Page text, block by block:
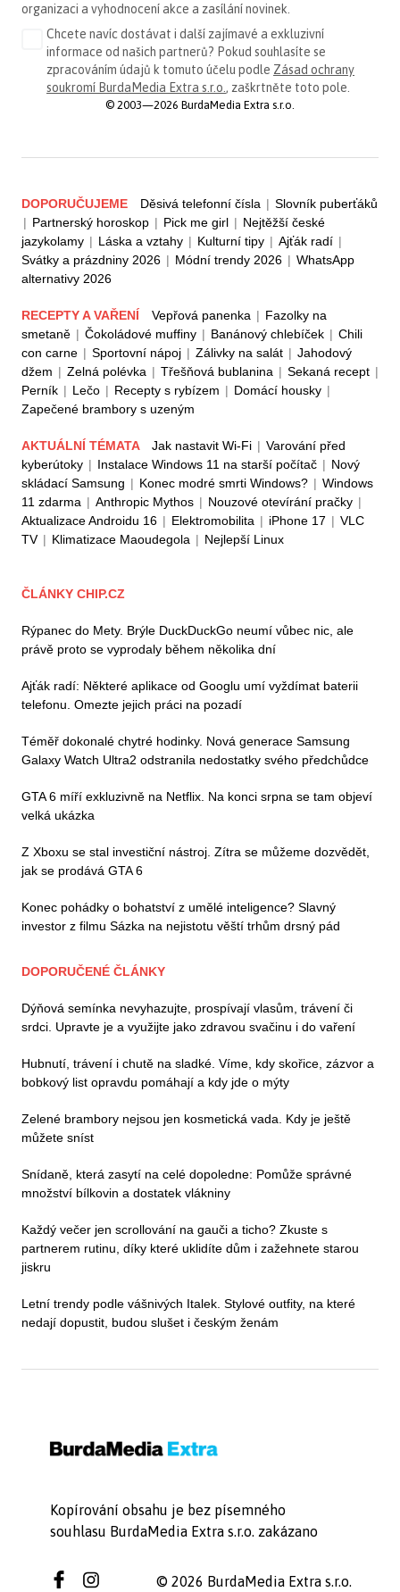
organizaci a vyhodnocení akce a zasílání novinek.
Chcete navíc dostávat i další zajímavé a exkluzivní
informace od našich partnerů? Pokud souhlasíte se
zpracováním údajů k tomuto účelu podle Zásad ochrany
soukromí BurdaMedia Extra s.r.o., zaškrtněte toto pole.
© 2003—2026 BurdaMedia Extra s.r.o.
DOPORUČUJEME Děsivá telefonní čísla | Slovník puberťáků
| Partnerský horoskop | Pick me girl | Nejtěžší české
jazykolamy | Láska a vztahy | Kulturní tipy | Ajťák radí |
Svátky a prázdniny 2026 | Módní trendy 2026 | WhatsApp
alternativy 2026
RECEPTY A VAŘENÍ Vepřová panenka | Fazolky na
smetaně | Čokoládové muffiny | Banánový chlebíček | Chili
con carne | Sportovní nápoj | Zálivky na salát | Jahodový
džem | Zelná polévka | Třešňová bublanina | Sekaná recept |
Perník | Lečo | Recepty s rybízem | Domácí housky |
Zapečené brambory s uzeným
AKTUÁLNÍ TÉMATA Jak nastavit Wi-Fi | Varování před
kyberútoky | Instalace Windows 11 na starší počítač | Nový
skládací Samsung | Konec modré smrti Windows? | Windows
11 zdarma | Anthropic Mythos | Nouzové otevírání pračky |
Aktualizace Androidu 16 | Elektromobilita | iPhone 17 | VLC
TV | Klimatizace Maoudegola | Nejlepší Linux
ČLÁNKY CHIP.CZ
Rýpanec do Mety. Brýle DuckDuckGo neumí vůbec nic, ale
právě proto se vyprodaly během několika dní
Ajťák radí: Některé aplikace od Googlu umí vyždímat baterii
telefonu. Omezte jejich práci na pozadí
Téměř dokonalé chytré hodinky. Nová generace Samsung
Galaxy Watch Ultra2 odstranila nedostatky svého předchůdce
GTA 6 míří exkluzivně na Netflix. Na konci srpna se tam objeví
velká ukázka
Z Xboxu se stal investiční nástroj. Zítra se můžeme dozvědět,
jak se prodává GTA 6
Konec pohádky o bohatství z umělé inteligence? Slavný
investor z filmu Sázka na nejistotu věští trhům drsný pád
DOPORUČENÉ ČLÁNKY
Dýňová semínka nevyhazujte, prospívají vlasům, trávení či
srdci. Upravte je a využijte jako zdravou svačinu i do vaření
Hubnutí, trávení i chutě na sladké. Víme, kdy skořice, zázvor a
bobkový list opravdu pomáhají a kdy jde o mýty
Zelené brambory nejsou jen kosmetická vada. Kdy je ještě
můžete sníst
Snídaně, která zasytí na celé dopoledne: Pomůže správné
množství bílkovin a dostatek vlákniny
Každý večer jen scrollování na gauči a ticho? Zkuste s
partnerem rutinu, díky které uklidíte dům i zažehnete starou
jiskru
Letní trendy podle vášnivých Italek. Stylové outfity, na které
nedají dopustit, budou slušet i českým ženám
Kopírování obsahu je bez písemného
souhlasu BurdaMedia Extra s.r.o. zakázano
© 2026 BurdaMedia Extra s.r.o.